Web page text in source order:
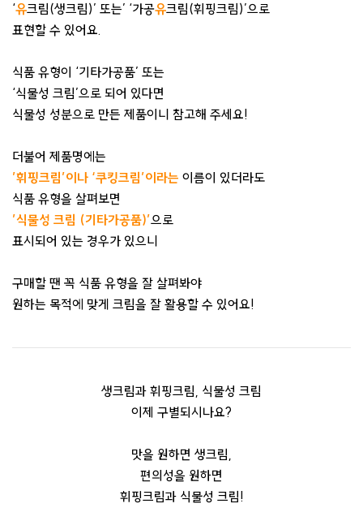
‘유크림(생크림)’ 또는’ ‘가공유크림(휘핑크림)’으로
표현할 수 있어요.
식품 유형이 ‘기타가공품’ 또는
‘식물성 크림’으로 되어 있다면
식물성 성분으로 만든 제품이니 참고해 주세요!
더불어 제품명에는
’휘핑크림’이나 ‘쿠킹크림’이라는 이름이 있더라도
식품 유형을 살펴보면
’식물성 크림 (기타가공품)’으로
표시되어 있는 경우가 있으니
구매할 땐 꼭 식품 유형을 잘 살펴봐야
원하는 목적에 맞게 크림을 잘 활용할 수 있어요!
생크림과 휘핑크림, 식물성 크림
이제 구별되시나요?
맛을 원하면 생크림,
편의성을 원하면
휘핑크림과 식물성 크림!